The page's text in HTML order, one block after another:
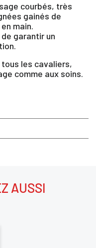
courbés, très
gainés de
main.
garantir un
les cavaliers,
comme aux soins.
AUSSI